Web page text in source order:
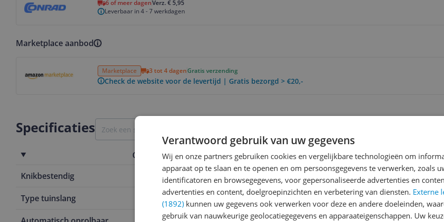
6 of meer dagenVerz. € 5,95
Leverbaar in 4 - 7 werkdagen
Marketplace aanbod
Marketplace 3 tot 4 dagenGratis verzending
Check de website voor de levertijd | Gratis bezorgd > €20,-
Specificaties
Overige kenmerken
Knikbestendig
Nee
Type tuinslang Ground-standing reel
Er zijn nog geen
Heb jij dit product in bezit
met het schrijven van je
een review gemiddeld
andere bezoekers een
€250,-! Klik hier voor de
Verantwoord gebruik van uw gegevens
Wij en onze partners gebruiken cookies en vergelijkbare technologieën om
apparaat op te slaan en te openen en om persoonsgegevens te verwerken, zoals
identificatoren en browsegegevens, voor gepersonaliseerde advertenties en
advertenties en content, doelgroepinzichten en verbetering van diensten. Externe
(1892) kunnen uw gegevens ook verwerken voor deze en andere doeleinden,
gebruik van nauwkeurige geolocatiegegevens en apparaateigenschappen. Uw